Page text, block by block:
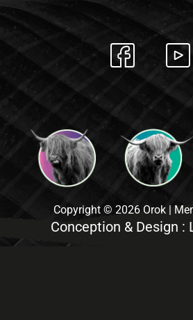
Copyright © 2026 Orok |
Conception & Design :